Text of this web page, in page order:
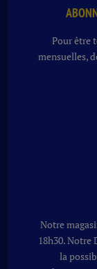
Pour être
mensuelles,
Notre
18h30. Notre
la